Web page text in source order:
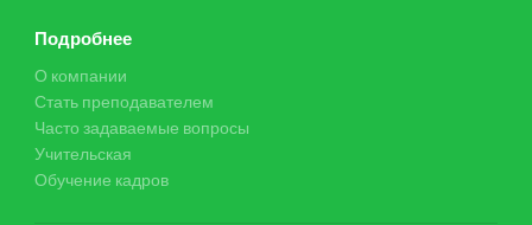
Подробнее
О компании
Стать преподавателем
Часто задаваемые вопросы
Учительская
Обучение кадров